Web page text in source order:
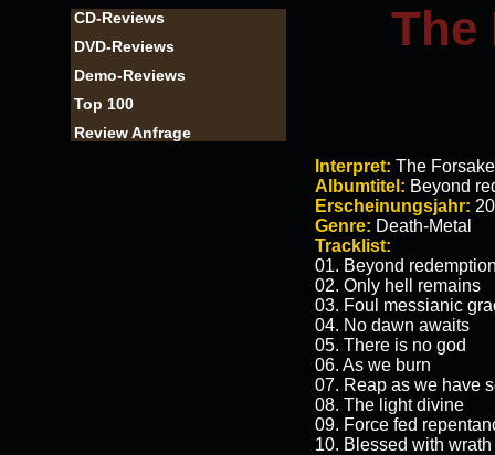
CD-Reviews
DVD-Reviews
Demo-Reviews
Top 100
Review Anfrage
The
Interpret: The
Albumtitel: Beyond
Erscheinungsjahr:
Genre: Death-Metal
Tracklist:
01. Beyond
02. Only hell remains
03. Foul messianic
04. No dawn awaits
05. There is no god
06. As we burn
07. Reap as we have
08. The light divine
09. Force fed
10. Blessed with wrath